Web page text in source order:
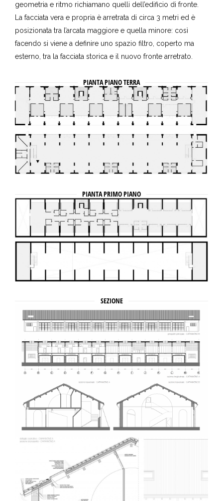
geometria e ritmo richiamano quelli dell’edificio di fronte.
La facciata vera e propria è arretrata di circa 3 metri ed è
posizionata tra l’arcata maggiore e quella minore: così
facendo si viene a definire uno spazio filtro, coperto ma
esterno, tra la facciata storica e il nuovo fronte arretrato.
PIANTA PIANO TERRA
PIANTA PRIMO PIANO
SEZIONE